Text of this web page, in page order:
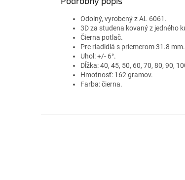
Odolný, vyrobený z AL 6061.
3D za studena kovaný z jedného
Čierna potlač.
Pre riadidlá s priemerom 31.8 mm.
Uhol: +/- 6°.
Dĺžka: 40, 45, 50, 60, 70, 80, 90,
Hmotnosť: 162 gramov.
Farba: čierna.